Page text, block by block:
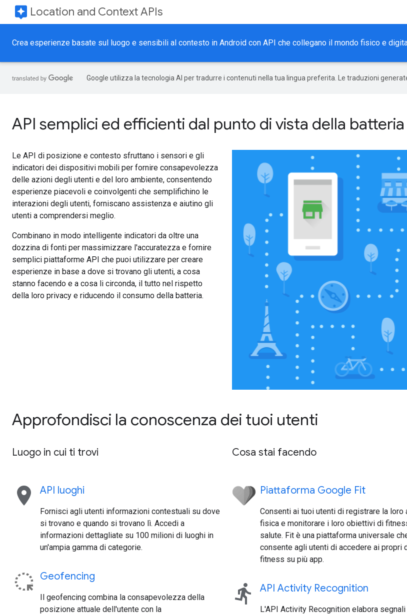
assistant Location and Context APIs
Crea esperienze basate sul luogo e sensibili al contesto in Android con API che collegano il mondo fisico e
Google utilizza la tecnologia AI per tradurre i contenuti nella tua lingua preferita. Le traduzioni
API semplici ed efficienti dal punto di vista della
Le API di posizione e contesto sfruttano i sensori e gli
indicatori dei dispositivi mobili per fornire consapevolezza
delle azioni degli utenti e del loro ambiente, consentendo
esperienze piacevoli e coinvolgenti che semplifichino le
interazioni degli utenti, forniscano assistenza e aiutino gli
utenti a comprendersi meglio.
Combinano in modo intelligente indicatori da oltre una
dozzina di fonti per massimizzare l'accuratezza e fornire
semplici piattaforme API che puoi utilizzare per creare
esperienze in base a dove si trovano gli utenti, a cosa
stanno facendo e a cosa li circonda, il tutto nel rispetto
della loro privacy e riducendo il consumo della batteria.
Approfondisci la conoscenza dei tuoi utenti
Luogo in cui ti trovi
location_on API luoghi
Fornisci agli utenti informazioni contestuali su dove
si trovano e quando si trovano lì. Accedi a
informazioni dettagliate su 100 milioni di luoghi in
un'ampia gamma di categorie.
Geofencing
Il geofencing combina la consapevolezza della
posizione attuale dell'utente con la
Cosa stai facendo
Piattaforma Google Fit
Consenti ai tuoi utenti di registrare la loro
fisica e monitorare i loro obiettivi di
salute. Fit è una piattaforma universale
consente agli utenti di accedere ai propri
fitness su più app.
directions_run API Activity Recognition
L'API Activity Recognition elabora